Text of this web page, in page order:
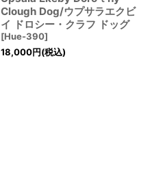
Clough Dog/ウプサラエクビ
イ ドロシー・クラフ ドッグ
[Hue-390]
18,000円(税込)